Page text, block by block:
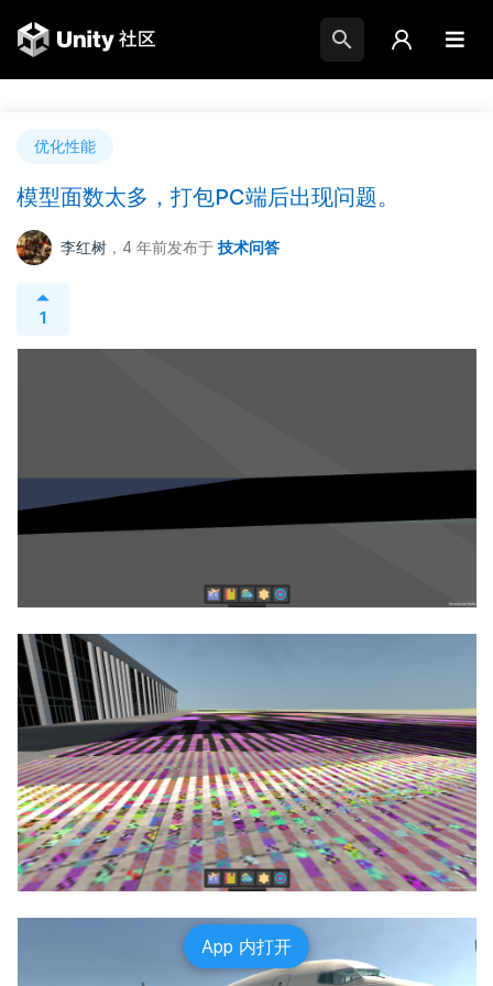
优化性能
模型面数太多，打包PC端后出现问题。
李红树 ，4 年前发布于 技术问答
1
App 内打开